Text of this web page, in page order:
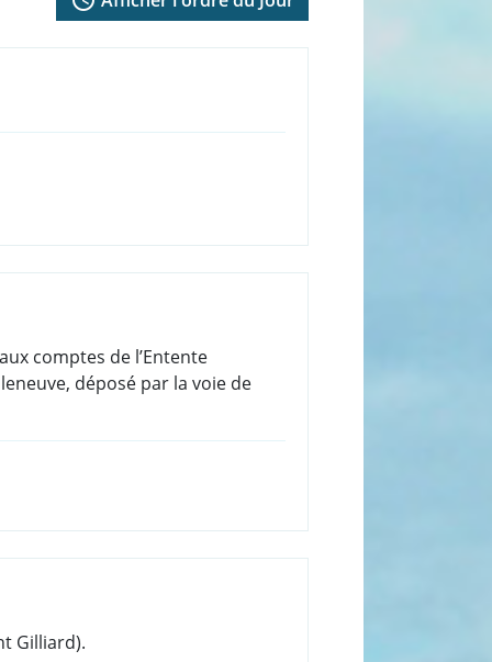
comptes de l’Entente
déposé par la voie de
Gilliard).